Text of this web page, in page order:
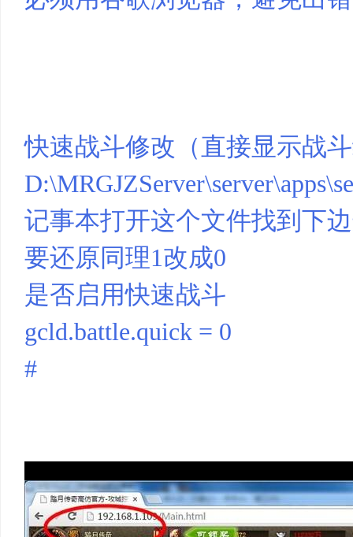
快速战斗修改（直接显示战
记事本打开这个文件找到下
要还原同理1改成0
是否启用快速战斗
gcld.battle.quick = 0
#